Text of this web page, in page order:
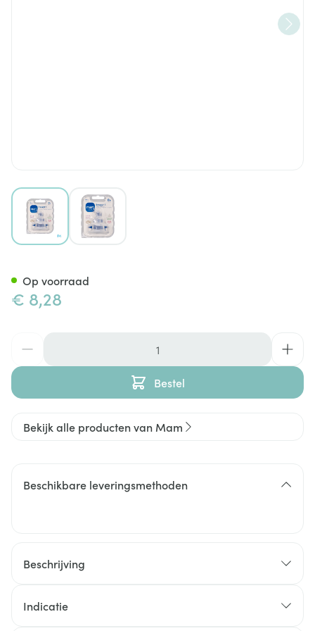
View larger imageView larger image
€ 8,28
Bestel
Op voorraad
Bekijk alle producten van Mam
Beschikbare leveringsmethoden
Beschrijving
Indicatie